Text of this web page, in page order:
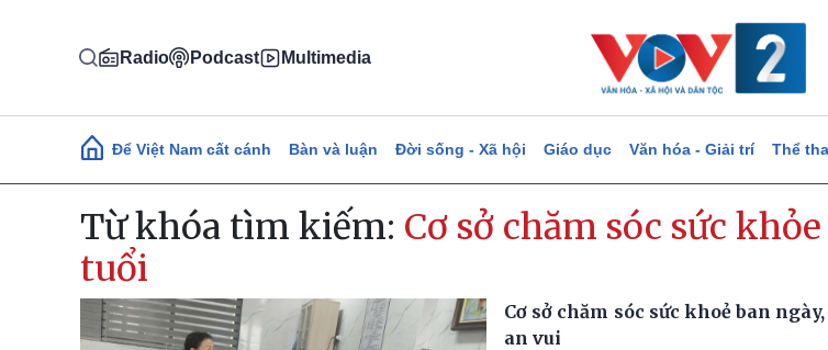
Radio Podcast Multimedia
Main navigation
Để Việt Nam cất cánh Bàn và luận Đời sống - Xã hội Giáo dục Văn hóa - Giải trí Thể
Từ khóa tìm kiếm: Cơ sở chăm sóc sức
tuổi
Cơ sở chăm sóc sức khoẻ ban
an vui